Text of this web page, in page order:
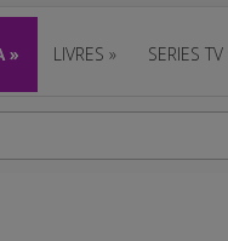
» LIVRES » SERIES TV